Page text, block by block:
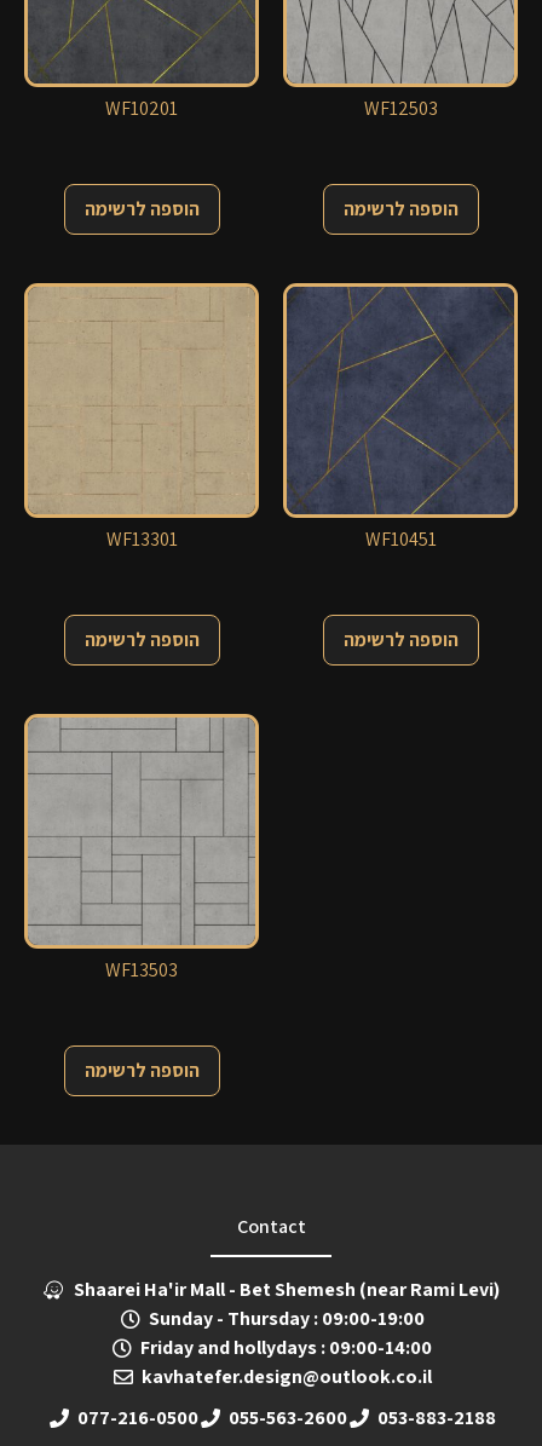
WF10201
הוספה לרשימה
WF12503
הוספה לרשימה
WF13301
הוספה לרשימה
WF10451
הוספה לרשימה
WF13503
הוספה לרשימה
Contact
Shaarei Ha'ir Mall - Bet Shemesh (near Rami Levi)
Sunday - Thursday : 09:00-19:00
Friday and hollydays : 09:00-14:00
kavhatefer.design@outlook.co.il
077-216-0500
055-563-2600 053-883-2188